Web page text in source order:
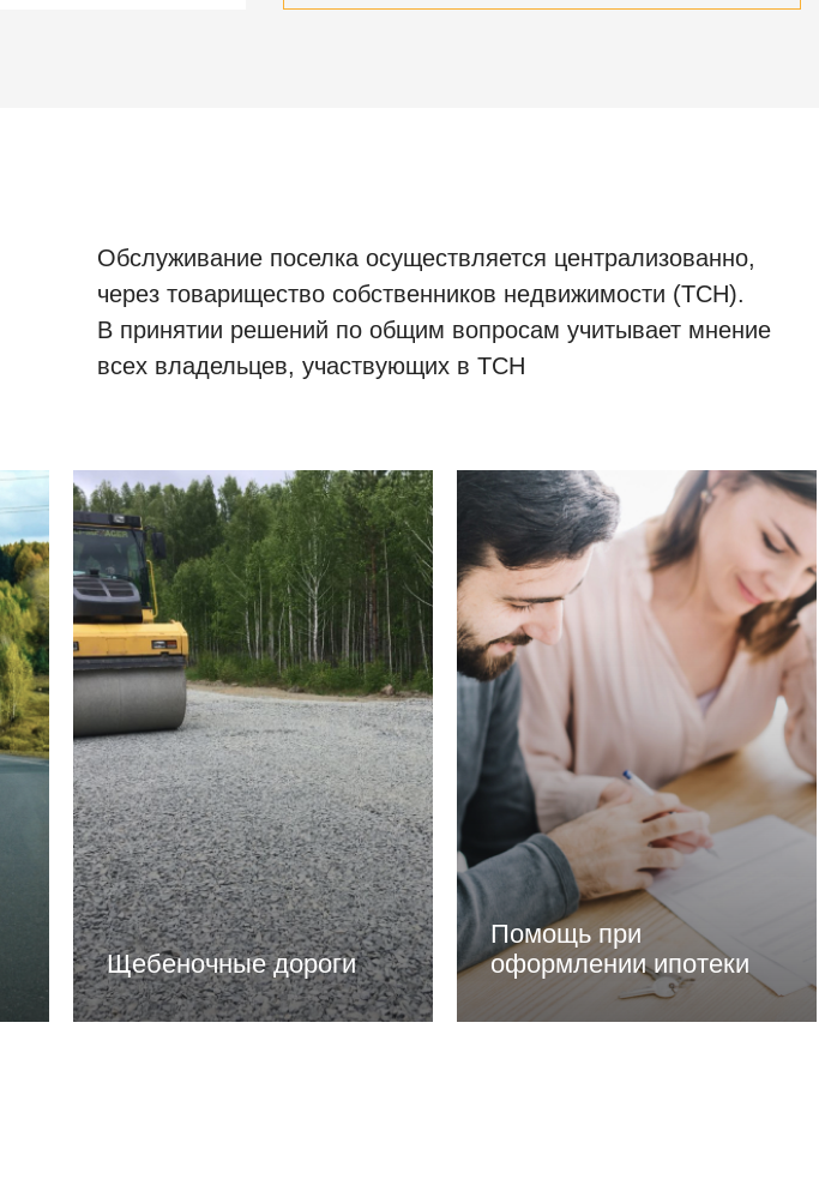
Обслуживание поселка осуществляется централизованно,
через товарищество собственников недвижимости (ТСН).
В принятии решений по общим вопросам учитывает мнение
всех владельцев, участвующих в ТСН
Щебеночные дороги
Помощь при
оформлении ипотеки